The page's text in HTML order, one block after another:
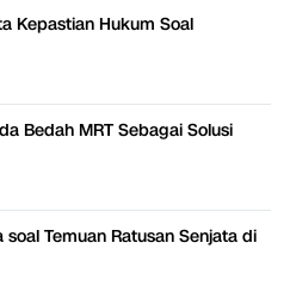
Kepastian Hukum Soal
Bedah MRT Sebagai Solusi
soal Temuan Ratusan Senjata di